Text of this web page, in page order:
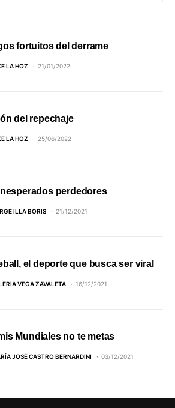
fortuitos del derrame
LA HOZ 21/01/2022
del repechaje
LA HOZ 25/06/2022
perdedores
ILLA BORIS 21/12/2021
el deporte que busca ser viral
VEGA ZAVALETA 16/12/2021
Mundiales no te metas
JOSÉ CASTRO BERNARDINI 03/12/2021